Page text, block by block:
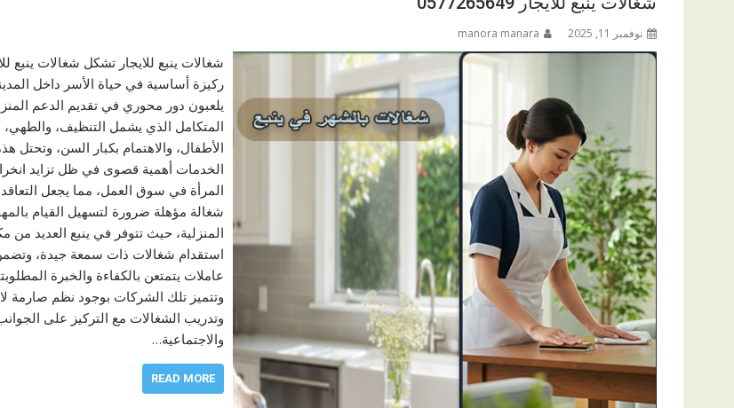
نوفمبر 11, 2025 manora manara
شغالات ينبع للايجار تشكل شغالات ينبع
ركيزة أساسية في حياة الأسر داخل
يلعبون دور محوري في تقديم الدعم
المتكامل الذي يشمل التنظيف، والطهي،
الأطفال، والاهتمام بكبار السن، وتحتل
الخدمات أهمية قصوى في ظل تزايد
المرأة في سوق العمل، مما يجعل
شغالة مؤهلة ضرورة لتسهيل القيام
المنزلية، حيث تتوفر في ينبع العديد من
استقدام شغالات ذات سمعة جيدة، وتضمن
عاملات يتمتعن بالكفاءة والخبرة
وتتميز تلك الشركات بوجود نظم صارمة
وتدريب الشغالات مع التركيز على
والاجتماعية…
READ MORE